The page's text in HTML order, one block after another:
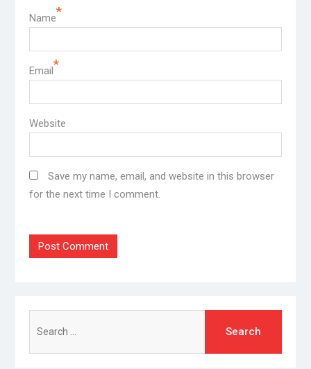
Name*
Email*
Website
Save my name, email, and website in this browser
for the next time I comment.
for: